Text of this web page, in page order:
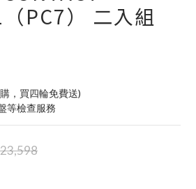
PC7） 二入組
，買四輪免費送)
等檢查服務